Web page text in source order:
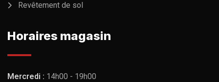
Revêtement de sol
Horaires magasin
Mercredi : 14h00 - 19h00